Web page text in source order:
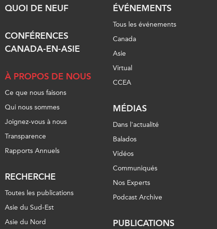
QUOI DE NEUF
CONFÉRENCES
CANADA-EN-ASIE
À PROPOS DE NOUS
Ce que nous faisons
Qui nous sommes
Joignez-vous à nous
Transparence
Rapports Annuels
RECHERCHE
Toutes les publications
Asie du Sud-Est
Asie du Nord
ÉVÉNEMENTS
Tous les événements
Canada
Asie
Virtual
CCEA
MÉDIAS
Dans l'actualité
Balados
Vidéos
Communiqués
Nos Experts
Podcast Archive
PUBLICATIONS